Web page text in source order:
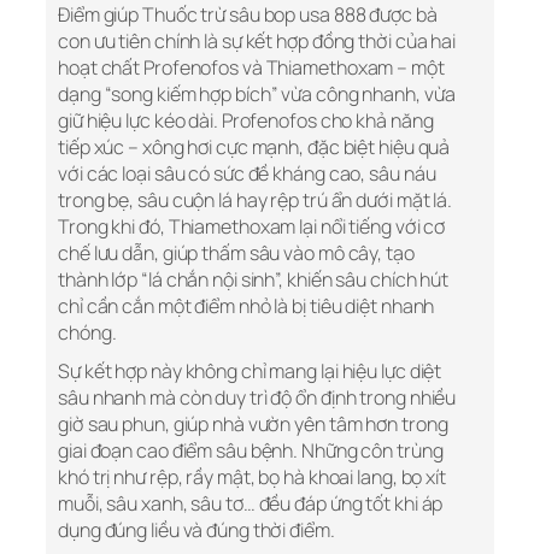
Điểm giúp Thuốc trừ sâu bop usa 888 được bà
con ưu tiên chính là sự kết hợp đồng thời của hai
hoạt chất Profenofos và Thiamethoxam – một
dạng “song kiếm hợp bích” vừa công nhanh, vừa
giữ hiệu lực kéo dài. Profenofos cho khả năng
tiếp xúc – xông hơi cực mạnh, đặc biệt hiệu quả
với các loại sâu có sức đề kháng cao, sâu náu
trong bẹ, sâu cuộn lá hay rệp trú ẩn dưới mặt lá.
Trong khi đó, Thiamethoxam lại nổi tiếng với cơ
chế lưu dẫn, giúp thấm sâu vào mô cây, tạo
thành lớp “lá chắn nội sinh”, khiến sâu chích hút
chỉ cần cắn một điểm nhỏ là bị tiêu diệt nhanh
chóng.
Sự kết hợp này không chỉ mang lại hiệu lực diệt
sâu nhanh mà còn duy trì độ ổn định trong nhiều
giờ sau phun, giúp nhà vườn yên tâm hơn trong
giai đoạn cao điểm sâu bệnh. Những côn trùng
khó trị như rệp, rầy mật, bọ hà khoai lang, bọ xít
muỗi, sâu xanh, sâu tơ… đều đáp ứng tốt khi áp
dụng đúng liều và đúng thời điểm.